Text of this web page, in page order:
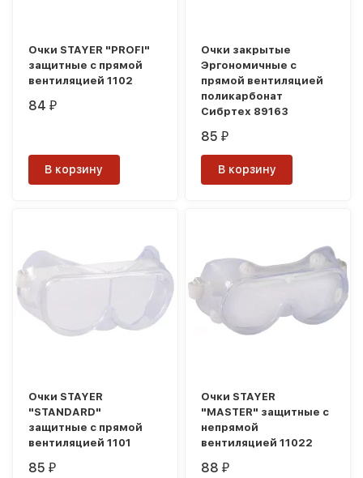
Очки STAYER "PROFI"
защитные с прямой
вентиляцией 1102
84₽
В корзину
Очки закрытые
Эргономичные с
прямой вентиляцией
поликарбонат
Сибртех 89163
85₽
В корзину
Очки STAYER
"STANDARD"
защитные с прямой
вентиляцией 1101
85₽
Очки STAYER
"MASTER" защитные с
непрямой
вентиляцией 11022
88₽